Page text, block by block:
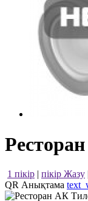
1 пікір | пікір Жазу
QR Анықтама